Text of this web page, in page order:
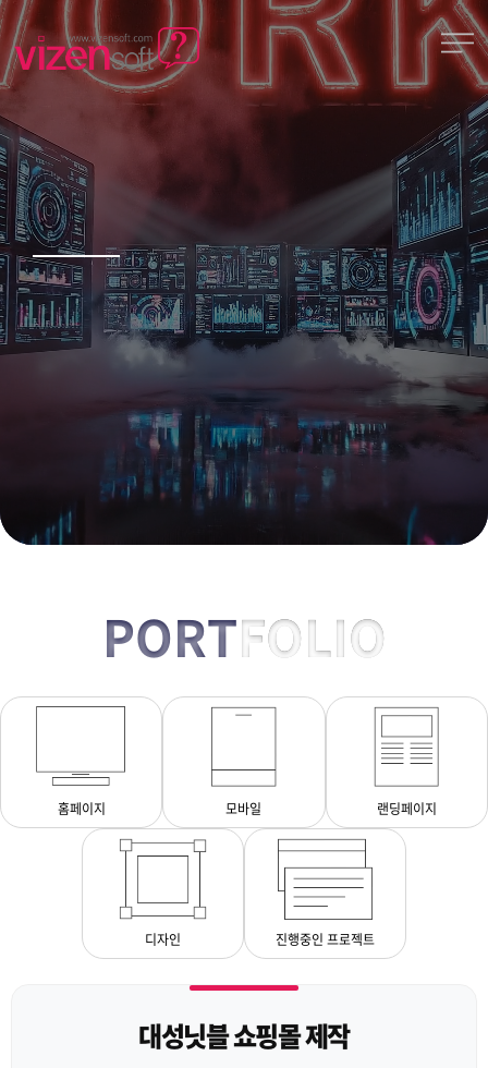
PORTFOLIO
홈페이지 모바일 랜딩페이지
디자인 진행중인 프로젝트
대성닛블 쇼핑몰 제작